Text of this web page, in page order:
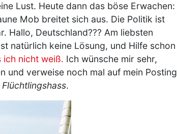
Lust. Heute dann das böse Erwachen:
Mob breitet sich aus. Die Politik ist
Hallo, Deutschland??? Am liebsten
natürlich keine Lösung, und Hilfe schon
ich nicht weiß. Ich wünsche mir sehr,
und verweise noch mal auf mein Posting
.